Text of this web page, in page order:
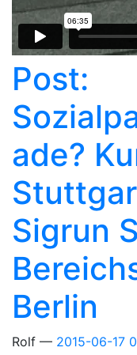
Post:
ade?
Sigrun
Berlin
Rolf 2015-06-17